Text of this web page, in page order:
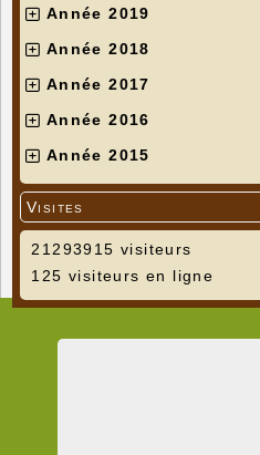
Année 2019
Année 2018
Année 2017
Année 2016
Année 2015
Visites
21293915 visiteurs
125 visiteurs en ligne